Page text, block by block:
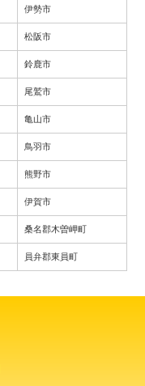
伊勢市
松阪市
鈴鹿市
尾鷲市
亀山市
鳥羽市
熊野市
伊賀市
桑名郡木曽岬町
員弁郡東員町